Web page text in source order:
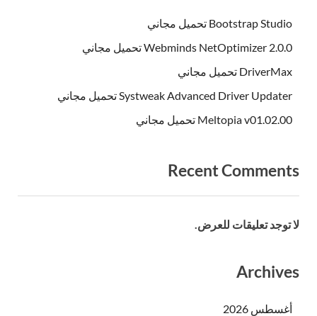
Bootstrap Studio تحميل مجاني
Webminds NetOptimizer 2.0.0 تحميل مجاني
DriverMax تحميل مجاني
Systweak Advanced Driver Updater تحميل مجاني
Meltopia v01.02.00 تحميل مجاني
Recent Comments
لا توجد تعليقات للعرض.
Archives
أغسطس 2026